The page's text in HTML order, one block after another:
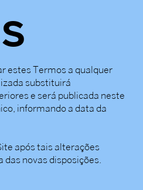
estes Termos a qualquer
substituirá
e será publicada neste
informando a data da
após tais alterações
novas disposições.